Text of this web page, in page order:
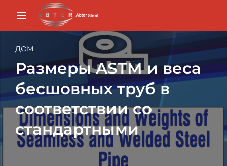
ДОМ
Размеры ASTM и веса
бесшовных труб в
соответствии со
стандартными